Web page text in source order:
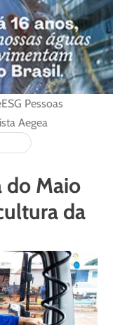
ESG Pessoas
Aegea
do Maio
da